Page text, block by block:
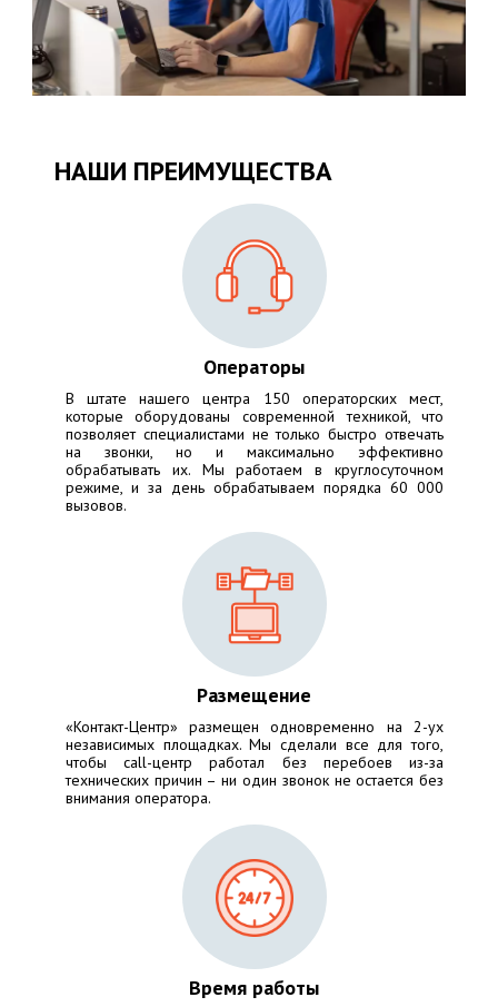
НАШИ ПРЕИМУЩЕСТВА
Операторы
В штате нашего центра 150 операторских мест,
которые оборудованы современной техникой, что
позволяет специалистами не только быстро отвечать
на звонки, но и максимально эффективно
обрабатывать их. Мы работаем в круглосуточном
режиме, и за день обрабатываем порядка 60 000
вызовов.
Размещение
«Контакт-Центр» размещен одновременно на 2-ух
независимых площадках. Мы сделали все для того,
чтобы call-центр работал без перебоев из-за
технических причин – ни один звонок не остается без
внимания оператора.
Время работы